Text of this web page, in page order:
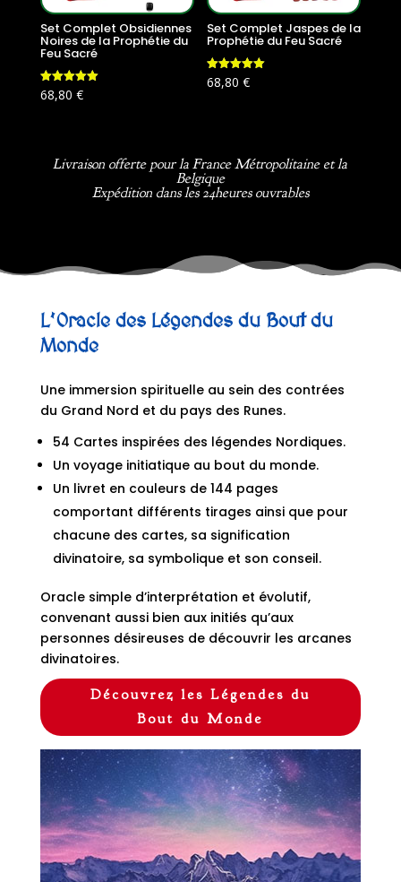
Set Complet Obsidiennes
Noires de la Prophétie du
Feu Sacré
Note
5.00
68,80 €
Set Complet Jaspes de la
Prophétie du Feu Sacré
Note
5.00
68,80€
Livraison offerte pour la France Métropolitaine et la
Belgique
Expédition dans les 24heures ouvrables
L’Oracle des Légendes du Bout du
Monde
Une immersion spirituelle au sein des contrées
du Grand Nord et du pays des Runes.
54 Cartes inspirées des légendes Nordiques.
Un voyage initiatique au bout du monde.
Un livret en couleurs de 144 pages
comportant différents tirages ainsi que pour
chacune des cartes, sa signification
divinatoire, sa symbolique et son conseil.
Oracle simple d’interprétation et évolutif,
convenant aussi bien aux initiés qu’aux
personnes désireuses de découvrir les arcanes
divinatoires.
Découvrez les Légendes du
Bout du Monde